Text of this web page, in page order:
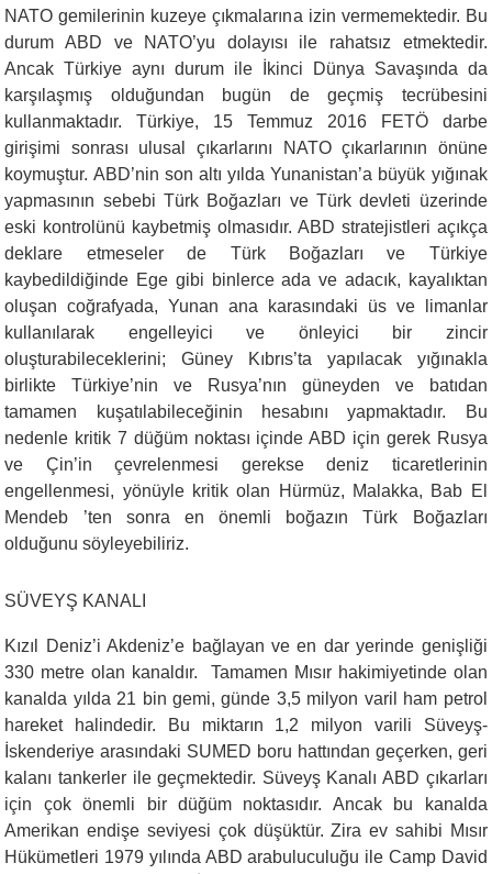
NATO gemilerinin kuzeye çıkmalarına izin vermemektedir. Bu
durum ABD ve NATO’yu dolayısı ile rahatsız etmektedir.
Ancak Türkiye aynı durum ile İkinci Dünya Savaşında da
karşılaşmış olduğundan bugün de geçmiş tecrübesini
kullanmaktadır. Türkiye, 15 Temmuz 2016 FETÖ darbe
girişimi sonrası ulusal çıkarlarını NATO çıkarlarının önüne
koymuştur. ABD’nin son altı yılda Yunanistan’a büyük yığınak
yapmasının sebebi Türk Boğazları ve Türk devleti üzerinde
eski kontrolünü kaybetmiş olmasıdır. ABD stratejistleri açıkça
deklare etmeseler de Türk Boğazları ve Türkiye
kaybedildiğinde Ege gibi binlerce ada ve adacık, kayalıktan
oluşan coğrafyada, Yunan ana karasındaki üs ve limanlar
kullanılarak engelleyici ve önleyici bir zincir
oluşturabileceklerini; Güney Kıbrıs’ta yapılacak yığınakla
birlikte Türkiye’nin ve Rusya’nın güneyden ve batıdan
tamamen kuşatılabileceğinin hesabını yapmaktadır. Bu
nedenle kritik 7 düğüm noktası içinde ABD için gerek Rusya
ve Çin’in çevrelenmesi gerekse deniz ticaretlerinin
engellenmesi, yönüyle kritik olan Hürmüz, Malakka, Bab El
Mendeb ’ten sonra en önemli boğazın Türk Boğazları
olduğunu söyleyebiliriz.
SÜVEYŞ KANALI
Kızıl Deniz’i Akdeniz’e bağlayan ve en dar yerinde genişliği
330 metre olan kanaldır. Tamamen Mısır hakimiyetinde olan
kanalda yılda 21 bin gemi, günde 3,5 milyon varil ham petrol
hareket halindedir. Bu miktarın 1,2 milyon varili Süveyş-
İskenderiye arasındaki SUMED boru hattından geçerken, geri
kalanı tankerler ile geçmektedir. Süveyş Kanalı ABD çıkarları
için çok önemli bir düğüm noktasıdır. Ancak bu kanalda
Amerikan endişe seviyesi çok düşüktür. Zira ev sahibi Mısır
Hükümetleri 1979 yılında ABD arabuluculuğu ile Camp David